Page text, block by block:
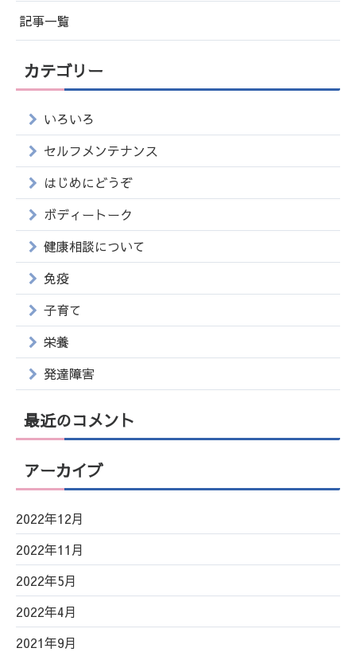
記事一覧
カテゴリー
いろいろ
セルフメンテナンス
はじめにどうぞ
ボディートーク
健康相談について
免疫
子育て
栄養
発達障害
最近のコメント
アーカイブ
2022年12月
2022年11月
2022年5月
2022年4月
2021年9月